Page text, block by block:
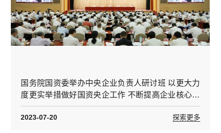
国务院国资委举办中央企业负责人研讨班 以更大力
度更实举措做好国资央企工作 不断提高企业核心竞
争力增强核心功能
2023-07-20 探索更多